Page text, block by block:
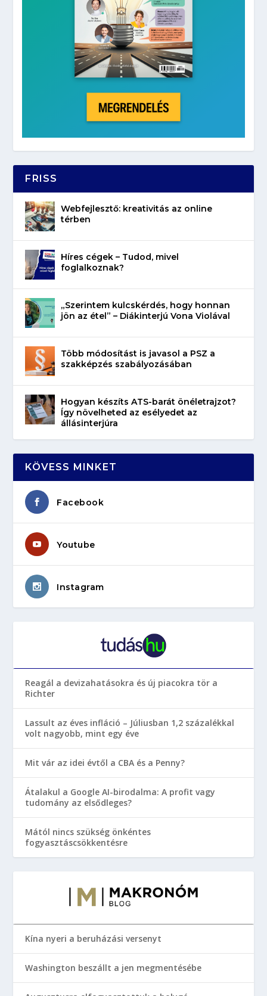
FRISS
Webfejlesztő: kreativitás az online
térben
Híres cégek – Tudod, mivel
foglalkoznak?
„Szerintem kulcskérdés, hogy honnan
jön az étel” – Diákinterjú Vona Violával
Több módosítást is javasol a PSZ a
szakképzés szabályozásában
Hogyan készíts ATS-barát önéletrajzot?
Így növelheted az esélyedet az
állásinterjúra
KÖVESS MINKET
Facebook
Youtube
Instagram
Reagál a devizahatásokra és új piacokra tör a
Richter
Lassult az éves infláció – Júliusban 1,2 százalékkal
volt nagyobb, mint egy éve
Mit vár az idei évtől a CBA és a Penny?
Átalakul a Google AI-birodalma: A profit vagy
tudomány az elsődleges?
Mától nincs szükség önkéntes
fogyasztáscsökkentésre
Kína nyeri a beruházási versenyt
Washington beszállt a jen megmentésébe